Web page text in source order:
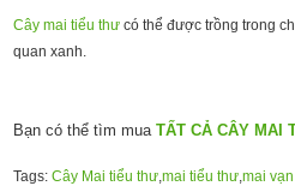
Cây mai tiểu thưcó thể được trồng trong
quan xanh.
Bạn có thể tìm mua TẤT CẢ CÂY MAI
Tags: Cây Mai tiểu thư,mai tiểu thư,mai